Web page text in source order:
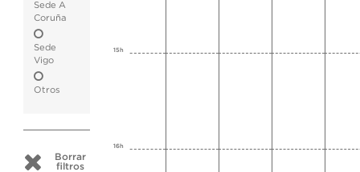
Sede A
Coruña
Sede
Vigo
Otros
Borrar
filtros
15h
16h